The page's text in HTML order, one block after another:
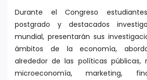
Durante el Congreso
postgrado y destacados
mundial, presentarán sus
ámbitos de la economía,
alrededor de las políticas públicas,
microeconomía, marketing,